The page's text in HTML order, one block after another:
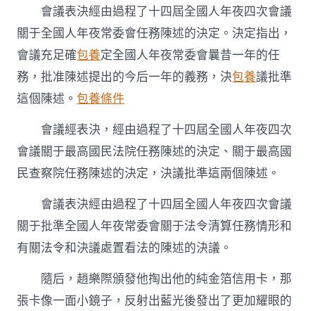
會議表決經由過程了十四屆全國人年夜四次會議
關于全國人年夜常委會任務陳述的決定。決定指出，
會議充足確包養定全國人年夜常委會曩昔一年的任
務，批准陳述提出的今后一年的義務，決包養議批準
這個陳述。包養條件
會議經表決，經由過程了十四屆全國人年夜四次
會議關于最高國民法院任務陳述的決定、關于最高國
民查察院任務陳述的決定，決議批準這兩個陳述。
會議表決經由過程了十四屆全國人年夜四次會議
關于批準全國人年夜常委會關于法令清算任務情形和
有關法令和決議處置看法的陳述的決議。
隨后，趙樂際頒發他掏出他的純金箔信用卡，那
張卡像一面小鏡子，反射出藍光後發出了更加耀眼的